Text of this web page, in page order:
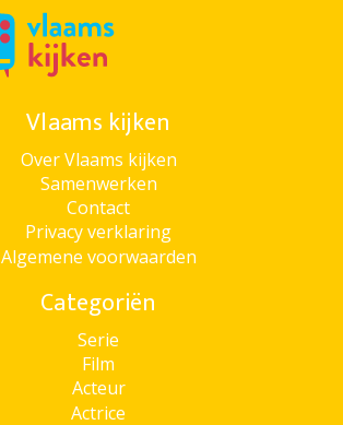
Vlaams kijken
Over Vlaams kijken
Samenwerken
Contact
Privacy verklaring
Algemene voorwaarden
Categoriën
Serie
Film
Acteur
Actrice